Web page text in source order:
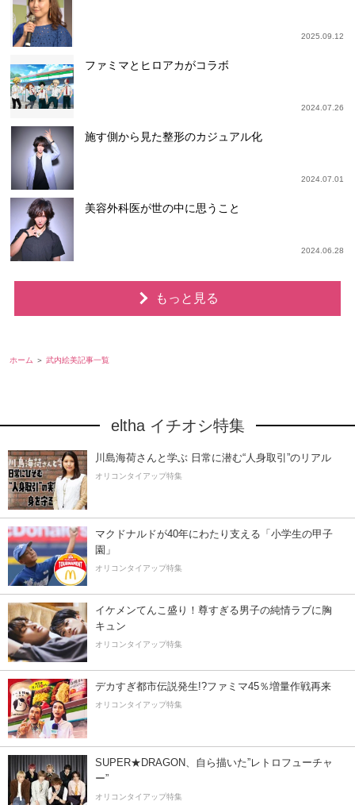
2025.09.12
ファミマとヒロアカがコラボ
2024.07.26
施す側から見た整形のカジュアル化
2024.07.01
美容外科医が世の中に思うこと
2024.06.28
もっと見る
ホーム 武内絵美記事一覧
eltha イチオシ特集
川島海荷さんと学ぶ 日常に潜む“人身取引”のリアル
オリコンタイアップ特集
マクドナルドが40年にわたり支える「小学生の甲子
園」
オリコンタイアップ特集
イケメンてんこ盛り！尊すぎる男子の純情ラブに胸
キュン
オリコンタイアップ特集
デカすぎ都市伝説発生!?ファミマ45％増量作戦再来
オリコンタイアップ特集
SUPER★DRAGON、自ら描いた”レトロフューチャ
ー”
オリコンタイアップ特集